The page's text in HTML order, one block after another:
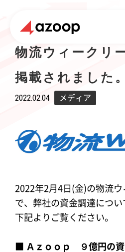
物流ウィークリ
掲載されました。
2022.02.04 メディア
2022年2月4日(金)の物流ウ
で、弊社の資金調達につい
下記よりご覧ください。
■ Ａｚｏｏｐ ９億円の